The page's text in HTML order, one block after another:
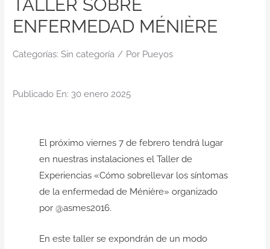
TALLER SOBRE
ENFERMEDAD MÉNIÈRE
Categorías: Sin categoría / Por Pueyos
Publicado En: 30 enero 2025
El próximo viernes 7 de febrero tendrá lugar
en nuestras instalaciones el Taller de
Experiencias «Cómo sobrellevar los síntomas
de la enfermedad de Ménière» organizado
por @asmes2016.
En este taller se expondrán de un modo